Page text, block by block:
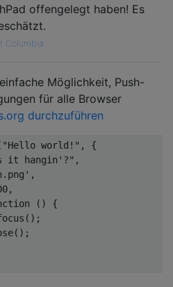
offengelegt haben! Es
Columbia
Möglichkeit, Push-
für alle Browser
durchzuführen
"Hello world!" ,
{
it hangin'?" ,
,
,
()
{
();
();